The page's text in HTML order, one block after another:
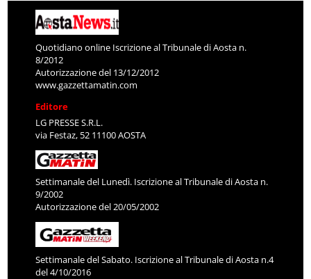
Quotidiano online Iscrizione al Tribunale di Aosta n.
8/2012
Autorizzazione del 13/12/2012
www.gazzettamatin.com
Editore
LG PRESSE S.R.L.
via Festaz, 52 11100 AOSTA
Settimanale del Lunedì. Iscrizione al Tribunale di Aosta n.
9/2002
Autorizzazione del 20/05/2002
Settimanale del Sabato. Iscrizione al Tribunale di Aosta n.4
del 4/10/2016